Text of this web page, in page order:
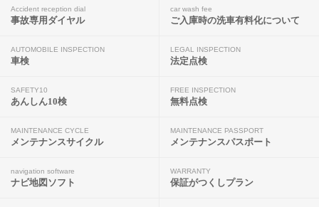
Accident reception dial
事故専用ダイヤル
car wash fee
ご入庫時の洗車有料化について
AUTOMOBILE INSPECTION
車検
LEGAL INSPECTION
法定点検
SAFETY10
あんしん10検
FREE INSPECTION
無料点検
MAINTENANCE CYCLE
メンテナンスサイクル
MAINTENANCE PASSPORT
メンテナンスパスポート
navigation software
ナビ地図ソフト
WARRANTY
保証がつくしプラン